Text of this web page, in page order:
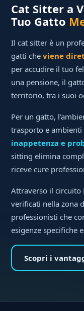
Cat Sitter a
Tuo Gatto
Il cat sitter è un
gatti cheviene
per accudire il tuo
una pensione, il
territorio, tra i suoi
Per un gatto,
trasporto e
inappetenza e
sitting elimina
riceve cure
Attraverso il circuito
verificati nella zona
professionisti che
esigenze specifiche
Scopri i